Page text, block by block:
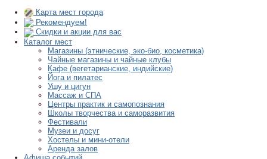
Карта мест города
Рекомендуем!
Скидки и акции для вас
Каталог мест
Магазины (этнические, эко-био, косметика)
Чайные магазины и чайные клубы
Кафе (вегетарианские, индийские)
Йога и пилатес
Ушу и цигун
Массаж и СПА
Центры практик и самопознания
Школы творчества и саморазвития
Фестивали
Музеи и досуг
Хостелы и мини-отели
Аренда залов